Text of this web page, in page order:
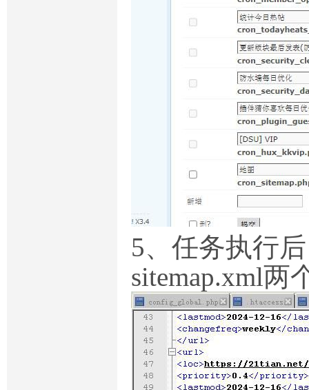
5、任务执行
sitemap.xml两